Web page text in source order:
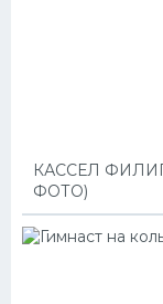
КАССЕЛ
ФОТО)